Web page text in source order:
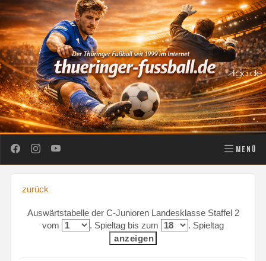
MENÜ
zurück
Auswärtstabelle der C-Junioren Landesklasse Staffel 2
vom
. Spieltag bis zum . Spieltag